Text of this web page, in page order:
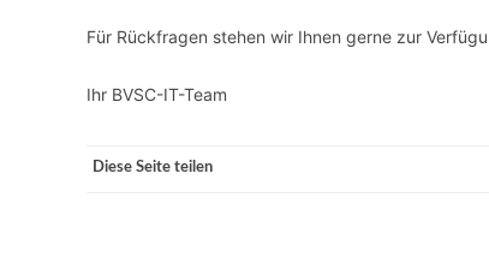
Für Rückfragen stehen wir Ihnen gerne zur
Ihr BVSC-IT-Team
Diese Seite teilen